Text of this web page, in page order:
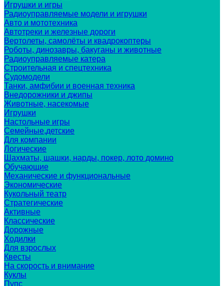
Игрушки и игры
Радиоуправляемые модели и игрушки
Авто и мототехника
Автотреки и железные дороги
Вертолеты, самолёты и квадрокоптеры
Роботы, динозавры, бакуганы и животные
Радиоуправляемые катера
Строительная и спецтехника
Судомодели
Танки, амфибии и военная техника
Внедорожники и джипы
Животные, насекомые
Игрушки
Настольные игры
Семейные,детские
Для компании
Логические
Шахматы, шашки, нарды, покер, лото домино
Обучающие
Механические и функциональные
Экономические
Кукольный театр
Стратегические
Активные
Классические
Дорожные
Ходилки
Для взрослых
Квесты
На скорость и внимание
Куклы
Пупс